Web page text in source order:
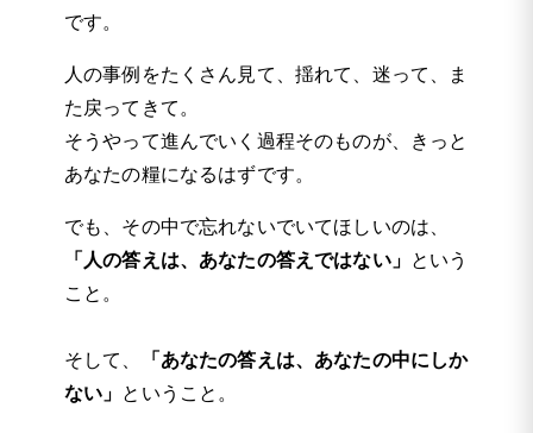
です。
人の事例をたくさん見て、揺れて、迷って、ま
た戻ってきて。
そうやって進んでいく過程そのものが、きっと
あなたの糧になるはずです。
でも、その中で忘れないでいてほしいのは、
「人の答えは、あなたの答えではない」 という
こと。
そして、
「あなたの答えは、あなたの中にしか
ない」 ということ。